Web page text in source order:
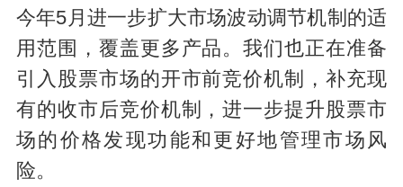
今年5月进一步扩大市场波动调节机制的适
用范围，覆盖更多产品。我们也正在准备
引入股票市场的开市前竞价机制，补充现
有的收市后竞价机制，进一步提升股票市
场的价格发现功能和更好地管理市场风
险。